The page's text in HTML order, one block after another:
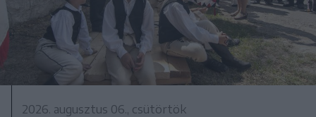
2026. augusztus 06., csütörtök